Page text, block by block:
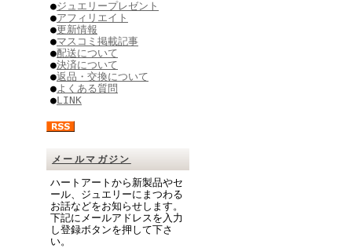
●ジュエリープレゼント
●アフィリエイト
●更新情報
●マスコミ掲載記事
●配送について
●決済について
●返品・交換について
●よくある質問
●LINK
メールマガジン
ハートアートから新製品やセ
ール、ジュエリーにまつわる
お話などをお知らせします。
下記にメールアドレスを入力
し登録ボタンを押して下さ
い。